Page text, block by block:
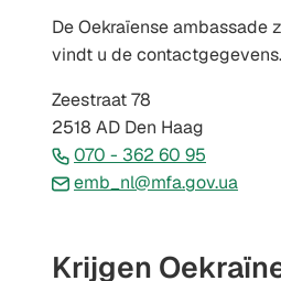
De Oekraïense ambassade
vindt u de contactgegevens.
Zeestraat 78
2518 AD Den Haag
070 - 362 60 95
naar
emb_nl@mfa.gov.ua
e-
Krijgen